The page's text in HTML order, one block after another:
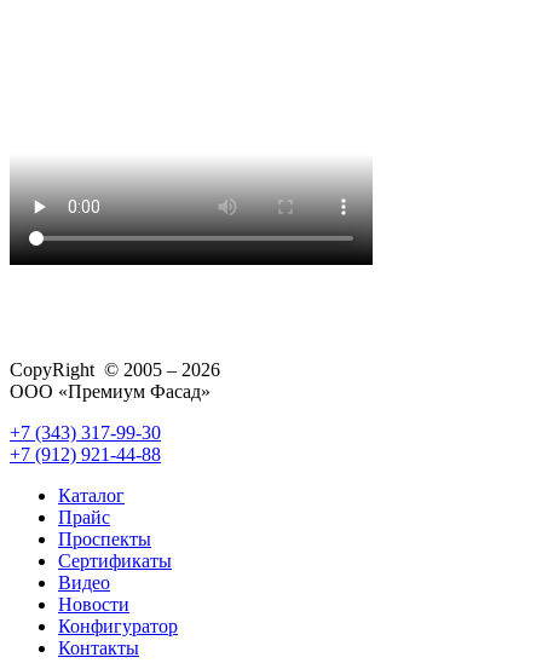
CopyRight © 2005 – 2026
ООО «Премиум Фасад»
+7 (343) 317-99-30
+7 (912) 921-44-88
Каталог
Прайс
Проспекты
Сертификаты
Видео
Новости
Конфигуратор
Контакты